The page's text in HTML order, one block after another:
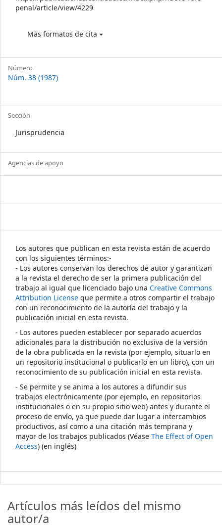
penal/article/view/4229
Más formatos de cita
Número
Núm. 38 (1987)
Sección
Jurisprudencia
Agencias de apoyo
Los autores que publican en esta revista están de acuerdo
con los siguientes términos:-
- Los autores conservan los derechos de autor y garantizan
a la revista el derecho de ser la primera publicación del
trabajo al igual que licenciado bajo una Creative Commons
Attribution License que permite a otros compartir el trabajo
con un reconocimiento de la autoría del trabajo y la
publicación inicial en esta revista.
- Los autores pueden establecer por separado acuerdos
adicionales para la distribución no exclusiva de la versión
de la obra publicada en la revista (por ejemplo, situarlo en
un repositorio institucional o publicarlo en un libro), con un
reconocimiento de su publicación inicial en esta revista.
- Se permite y se anima a los autores a difundir sus
trabajos electrónicamente (por ejemplo, en repositorios
institucionales o en su propio sitio web) antes y durante el
proceso de envío, ya que puede dar lugar a intercambios
productivos, así como a una citación más temprana y
mayor de los trabajos publicados (Véase The Effect of Open
Access) (en inglés)
Artículos más leídos del mismo
autor/a